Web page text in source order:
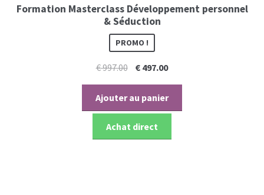
Formation Masterclass Développement personnel
& Séduction
PROMO !
€997.00 Le
prix
initial
était :
€ 997.00.
€ 497.00Le
prix
actuel
est :
Ajouter au panier
Achat direct